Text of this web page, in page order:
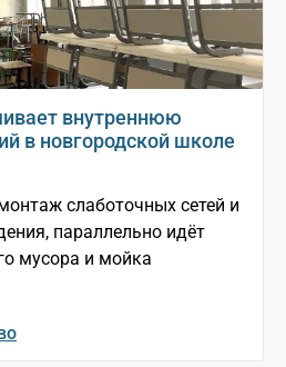
внутреннюю
в новгородской школе
слаботочных сетей и
параллельно идёт
мусора и мойка